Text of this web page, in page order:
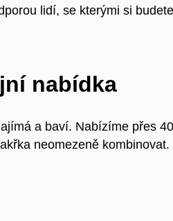
lidí, se kterými si
nabídka
a baví. Nabízíme přes
neomezeně kombinovat.